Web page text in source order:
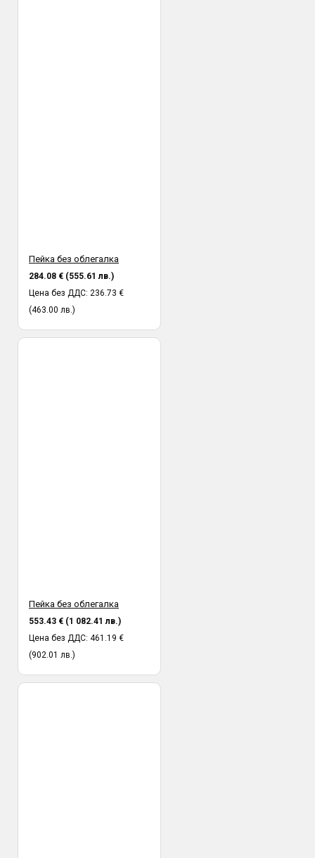
Пейка без облегалка
284.08 € (555.61 лв.)
Цена без ДДС: 236.73 €
(463.00 лв.)
Пейка без облегалка
553.43 € (1 082.41 лв.)
Цена без ДДС: 461.19 €
(902.01 лв.)